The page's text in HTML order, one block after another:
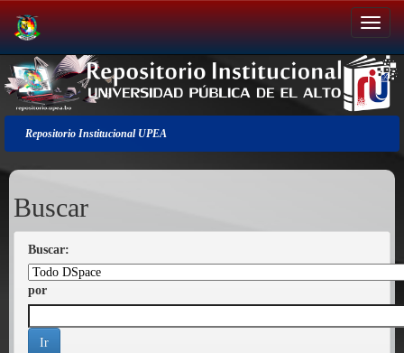
Salir
de
la
navegación
Repositorio Institucional UPEA
Buscar
Buscar:
por